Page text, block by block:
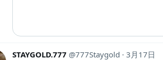
STAYGOLD.777 777Staygold
3月17日